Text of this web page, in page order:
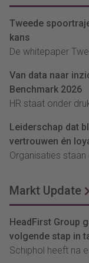
Tweede
kans
De whitepaper
Van data naar
Benchmark 2026
HR staat onder
Leiderschap dat
vertrouwen én
Organisaties staan
Markt Update
HeadFirst Group
volgende stap in
Schiphol heeft na